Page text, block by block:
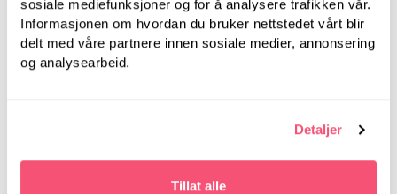
sosiale mediefunksjoner og for å analysere trafikken vår.
Informasjonen om hvordan du bruker nettstedet vårt blir
delt med våre partnere innen sosiale medier, annonsering
og analysearbeid.
Detaljer
Tillat alle
Lantern Moon, 40 cm,
Rundpinner i tre